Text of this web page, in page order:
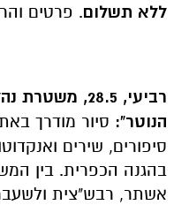
ללא תשלום. פרטים
רביעי, 28.5,
הנוטר": סיור מודרך
סיפורים, שירים
בהגנה הכפרית. בין
אשתר, רבש"צית